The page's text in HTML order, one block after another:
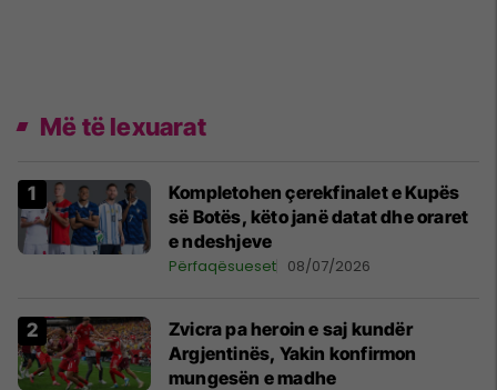
Më të lexuarat
Kompletohen çerekfinalet e Kupës
së Botës, këto janë datat dhe oraret
e ndeshjeve
Përfaqësueset 08/07/2026
Zvicra pa heroin e saj kundër
Argjentinës, Yakin konfirmon
mungesën e madhe